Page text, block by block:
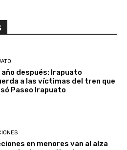
año después: Irapuato
a las víctimas del tren que
Paseo Irapuato
en menores van al alza